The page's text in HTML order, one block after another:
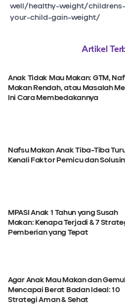
well/healthy-weight/
your-child-gain-weight/
Artikel
Anak Tidak Mau Makan: GTM,
Makan Rendah, atau Masalah
Ini Cara Membedakannya
Nafsu Makan Anak Tiba-Tiba
Kenali Faktor Pemicu dan
MPASI Anak 1 Tahun yang Susah
Makan: Kenapa Terjadi & 7
Pemberian yang Tepat
Agar Anak Mau Makan dan
Mencapai Berat Badan Ideal: 10
Strategi Aman & Sehat